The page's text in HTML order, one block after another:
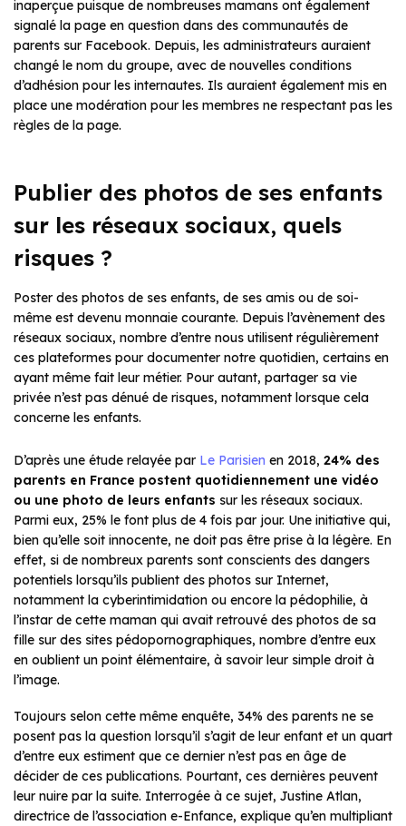
inaperçue puisque de nombreuses mamans ont également
signalé la page en question dans des communautés de
parents sur Facebook. Depuis, les administrateurs auraient
changé le nom du groupe, avec de nouvelles conditions
d’adhésion pour les internautes. Ils auraient également mis en
place une modération pour les membres ne respectant pas les
règles de la page.
Publier des photos de ses enfants
sur les réseaux sociaux, quels
risques ?
Poster des photos de ses enfants, de ses amis ou de soi-
même est devenu monnaie courante. Depuis l’avènement des
réseaux sociaux, nombre d’entre nous utilisent régulièrement
ces plateformes pour documenter notre quotidien, certains en
ayant même fait leur métier. Pour autant, partager sa vie
privée n’est pas dénué de risques, notamment lorsque cela
concerne les enfants.
D’après une étude relayée par Le Parisien en 2018, 24% des
parents en France postent quotidiennement une vidéo
ou une photo de leurs enfants sur les réseaux sociaux.
Parmi eux, 25% le font plus de 4 fois par jour. Une initiative qui,
bien qu’elle soit innocente, ne doit pas être prise à la légère. En
effet, si de nombreux parents sont conscients des dangers
potentiels lorsqu’ils publient des photos sur Internet,
notamment la cyberintimidation ou encore la pédophilie, à
l’instar de cette maman qui avait retrouvé des photos de sa
fille sur des sites pédopornographiques, nombre d’entre eux
en oublient un point élémentaire, à savoir leur simple droit à
l’image.
Toujours selon cette même enquête, 34% des parents ne se
posent pas la question lorsqu’il s’agit de leur enfant et un quart
d’entre eux estiment que ce dernier n’est pas en âge de
décider de ces publications. Pourtant, ces dernières peuvent
leur nuire par la suite. Interrogée à ce sujet, Justine Atlan,
directrice de l’association e-Enfance, explique qu’en multipliant